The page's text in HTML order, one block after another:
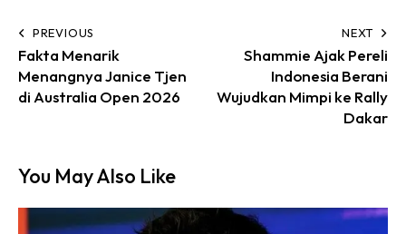
PREVIOUS
Fakta Menarik
Menangnya Janice Tjen
di Australia Open 2026
NEXT
Shammie Ajak Pereli
Indonesia Berani
Wujudkan Mimpi ke Rally
Dakar
You May Also Like